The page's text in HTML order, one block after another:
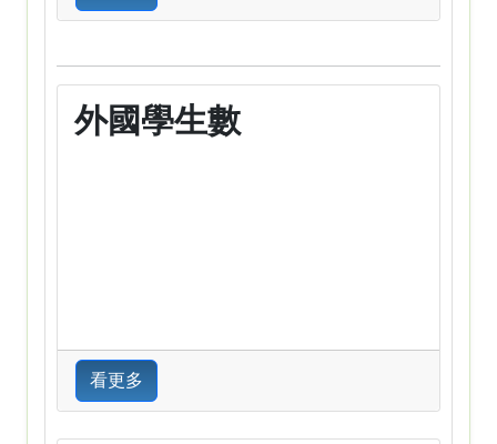
外國學生數
看更多